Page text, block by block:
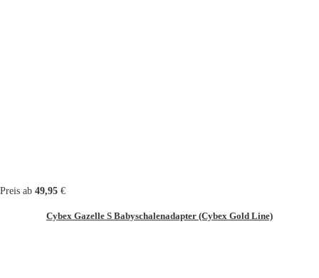
Preis ab 49,95 €
Cybex Gazelle S Babyschalenadapter (Cybex Gold Line)